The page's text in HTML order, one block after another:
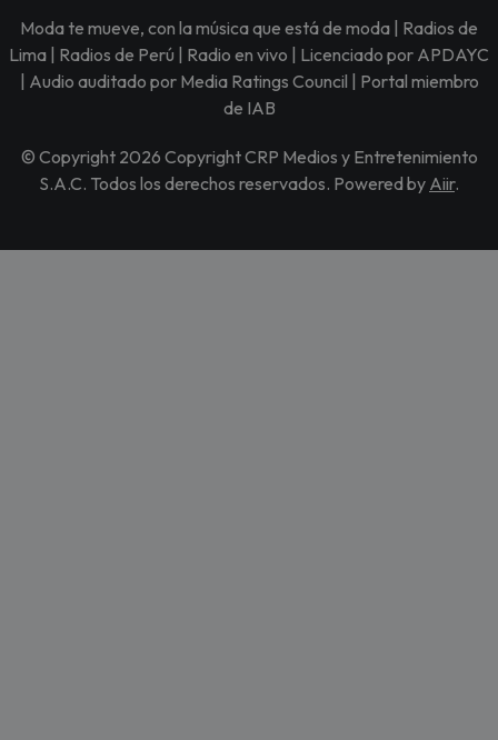
Moda te mueve, con la música que está de moda | Radios de
Lima | Radios de Perú | Radio en vivo | Licenciado por APDAYC
| Audio auditado por Media Ratings Council | Portal miembro
de IAB
© Copyright 2026 Copyright CRP Medios y Entretenimiento
S.A.C. Todos los derechos reservados. Powered by Aiir.